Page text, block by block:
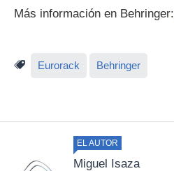
Más información en Behringer:
Eurorack Behringer
EL AUTOR
Miguel Isaza